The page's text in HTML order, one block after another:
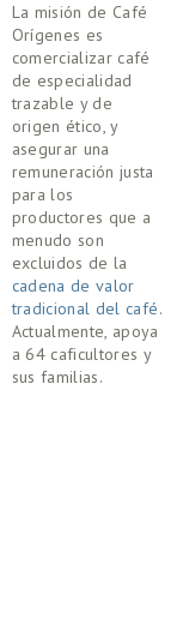
La misión de Café
Orígenes es
comercializar café
de especialidad
trazable y de
origen ético, y
asegurar una
remuneración justa
para los
productores que a
menudo son
excluidos de la
cadena de valor
tradicional del café.
Actualmente, apoya
a 64 caficultores y
sus familias.